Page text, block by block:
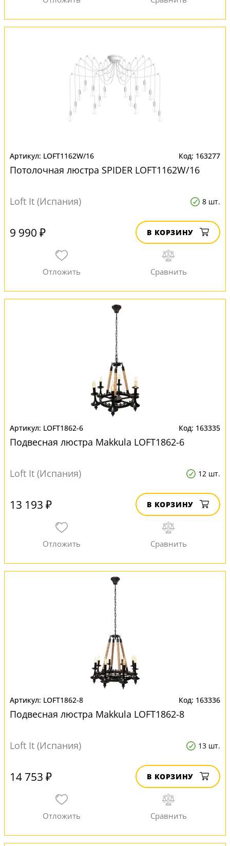
LOFT1162W/16 163277
Потолочная люстра SPIDER LOFT1162W/16
Loft It (Испания) 8 шт.
9 990 ₽ В КОРЗИНУ
LOFT1862-6 163335
Подвесная люстра Makkula LOFT1862-6
Loft It (Испания) 12 шт.
13 193 ₽ В КОРЗИНУ
LOFT1862-8 163336
Подвесная люстра Makkula LOFT1862-8
Loft It (Испания) 13 шт.
14 753 ₽ В КОРЗИНУ